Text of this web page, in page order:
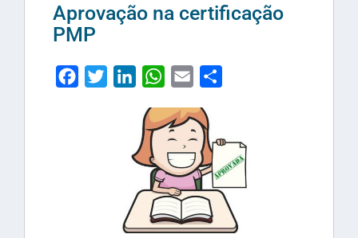
Aprovação na certificação
PMP
FacebookTwitterLinkedInWhatsApp
Email